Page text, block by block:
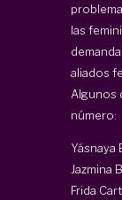
las
aliados
Algunos
número:
Yásnaya
Jazmina
Frida